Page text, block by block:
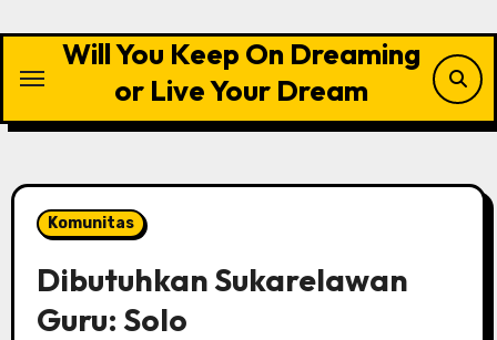
content
Will You Keep On Dreaming
or Live Your Dream
Komunitas
Dibutuhkan Sukarelawan
Guru: Solo